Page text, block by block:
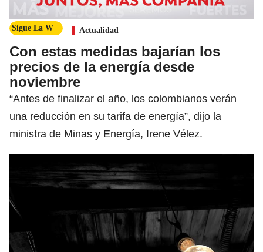
Sigue La W Actualidad
Con estas medidas bajarían los
precios de la energía desde
noviembre
“Antes de finalizar el año, los colombianos verán
una reducción en su tarifa de energía”, dijo la
ministra de Minas y Energía, Irene Vélez.